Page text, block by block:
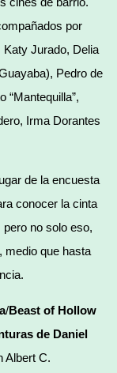
por
Katy Jurado, Delia
Pedro de
“Mantequilla”,
Irma Dorantes
de la encuesta
conocer la cinta
no solo eso,
medio que hasta
/Beast of Hollow
de Daniel
Albert C.